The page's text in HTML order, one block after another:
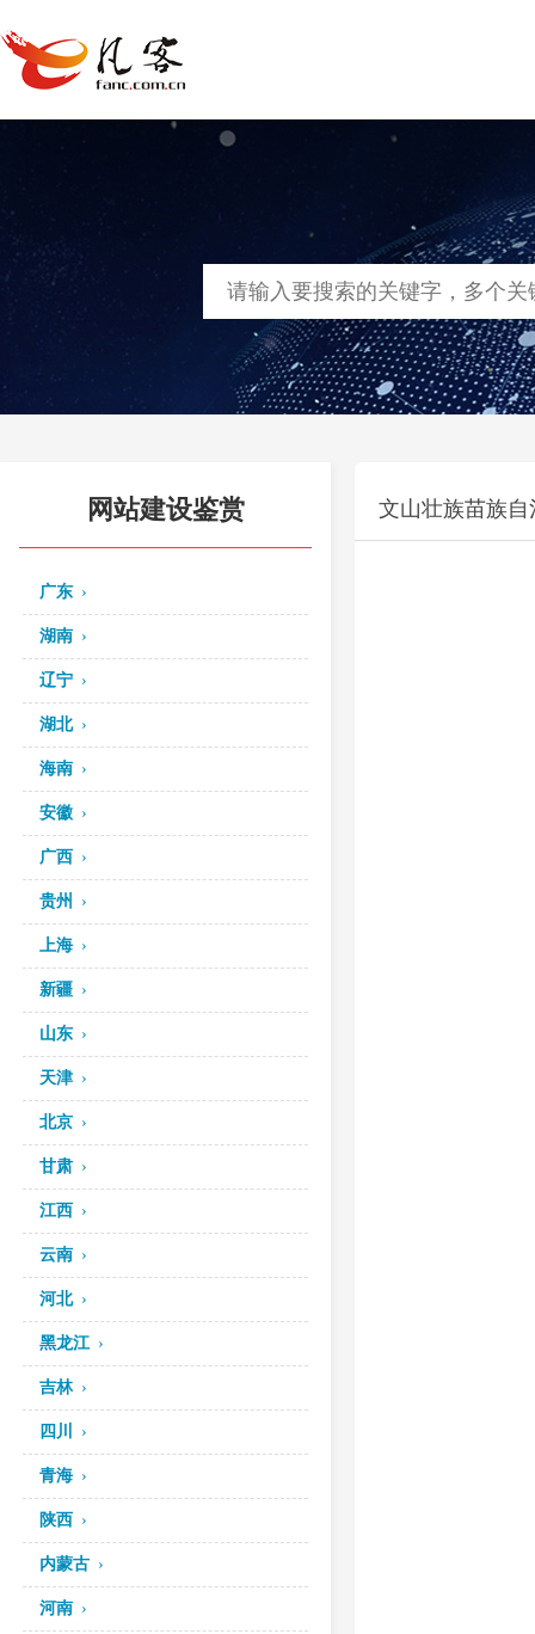
网站建设 软件定制
网站建设鉴赏
广东
湖南
辽宁
湖北
海南
安徽
广西
贵州
上海
新疆
山东
天津
北京
甘肃
江西
云南
河北
黑龙江
吉林
四川
青海
陕西
内蒙古
河南
文山壮族苗族自